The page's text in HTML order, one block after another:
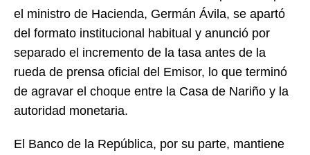
el ministro de Hacienda, Germán Ávila, se apartó
del formato institucional habitual y anunció por
separado el incremento de la tasa antes de la
rueda de prensa oficial del Emisor, lo que terminó
de agravar el choque entre la Casa de Nariño y la
autoridad monetaria.
El Banco de la República, por su parte, mantiene